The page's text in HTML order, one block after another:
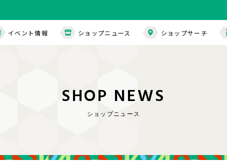
イベント情報 ショップニュース ショップサーチ
SHOP NEWS
ショップニュース